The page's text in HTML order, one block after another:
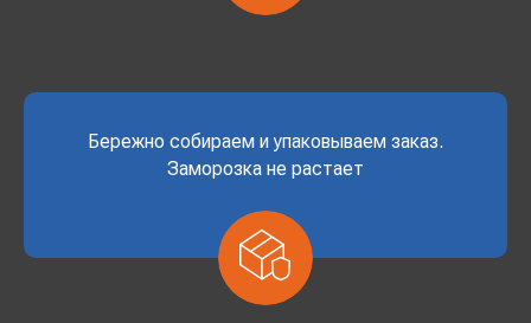
Бережно собираем и упаковываем заказ.
Заморозка не растает